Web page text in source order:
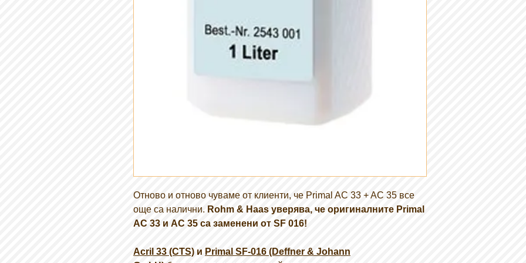
Отново и отново чуваме от клиенти, че Primal AC 33 + AC 35 все
още са налични. Rohm & Haas уверява, че оригиналните Primal
AC 33 и AC 35 са заменени от SF 016!
Acril 33 (CTS) и Primal SF-016 (Deffner & Johann